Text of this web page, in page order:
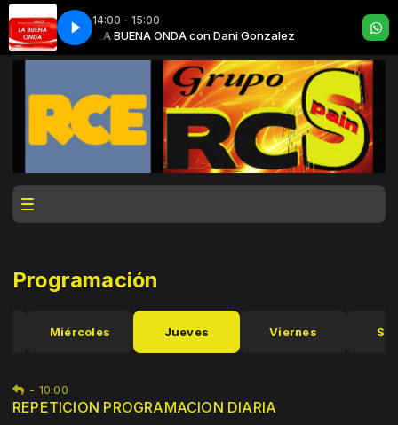
14:00 - 15:00
LA BUENA ONDA con Dani Gonzalez
Programación
Miércoles Jueves Viernes
- 10:00
REPETICION PROGRAMACION DIARIA